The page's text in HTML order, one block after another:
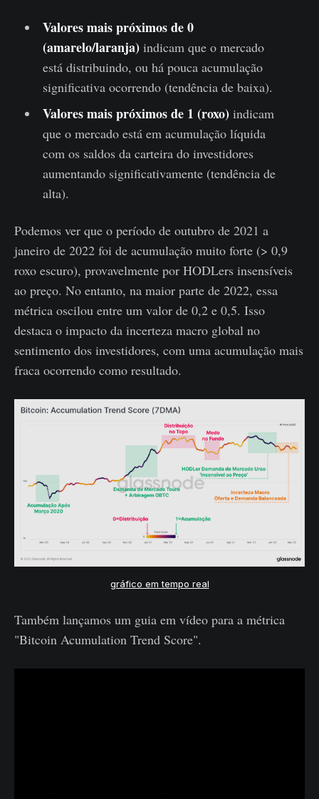
Valores mais próximos de 0
(amarelo/laranja) indicam que o mercado
está distribuindo, ou há pouca acumulação
significativa ocorrendo (tendência de baixa).
Valores mais próximos de 1 (roxo) indicam
que o mercado está em acumulação líquida
com os saldos da carteira do investidores
aumentando significativamente (tendência de
alta).
Podemos ver que o período de outubro de 2021 a
janeiro de 2022 foi de acumulação muito forte (> 0,9
roxo escuro), provavelmente por HODLers insensíveis
ao preço. No entanto, na maior parte de 2022, essa
métrica oscilou entre um valor de 0,2 e 0,5. Isso
destaca o impacto da incerteza macro global no
sentimento dos investidores, com uma acumulação mais
fraca ocorrendo como resultado.
gráfico em tempo real
Também lançamos um guia em vídeo para a métrica
"Bitcoin Acumulation Trend Score".